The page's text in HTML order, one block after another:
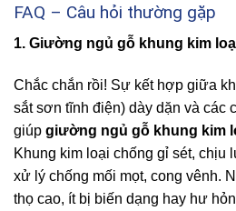
FAQ – Câu hỏi thường gặp
1. Giường ngủ gỗ khung kim
Chắc chắn rồi! Sự kết hợp giữa
sắt sơn tĩnh điện) dày dặn và các
giúp giường ngủ gỗ khung kim
Khung kim loại chống gỉ sét, chịu
xử lý chống mối mọt, cong vênh.
thọ cao, ít bị biến dạng hay hư